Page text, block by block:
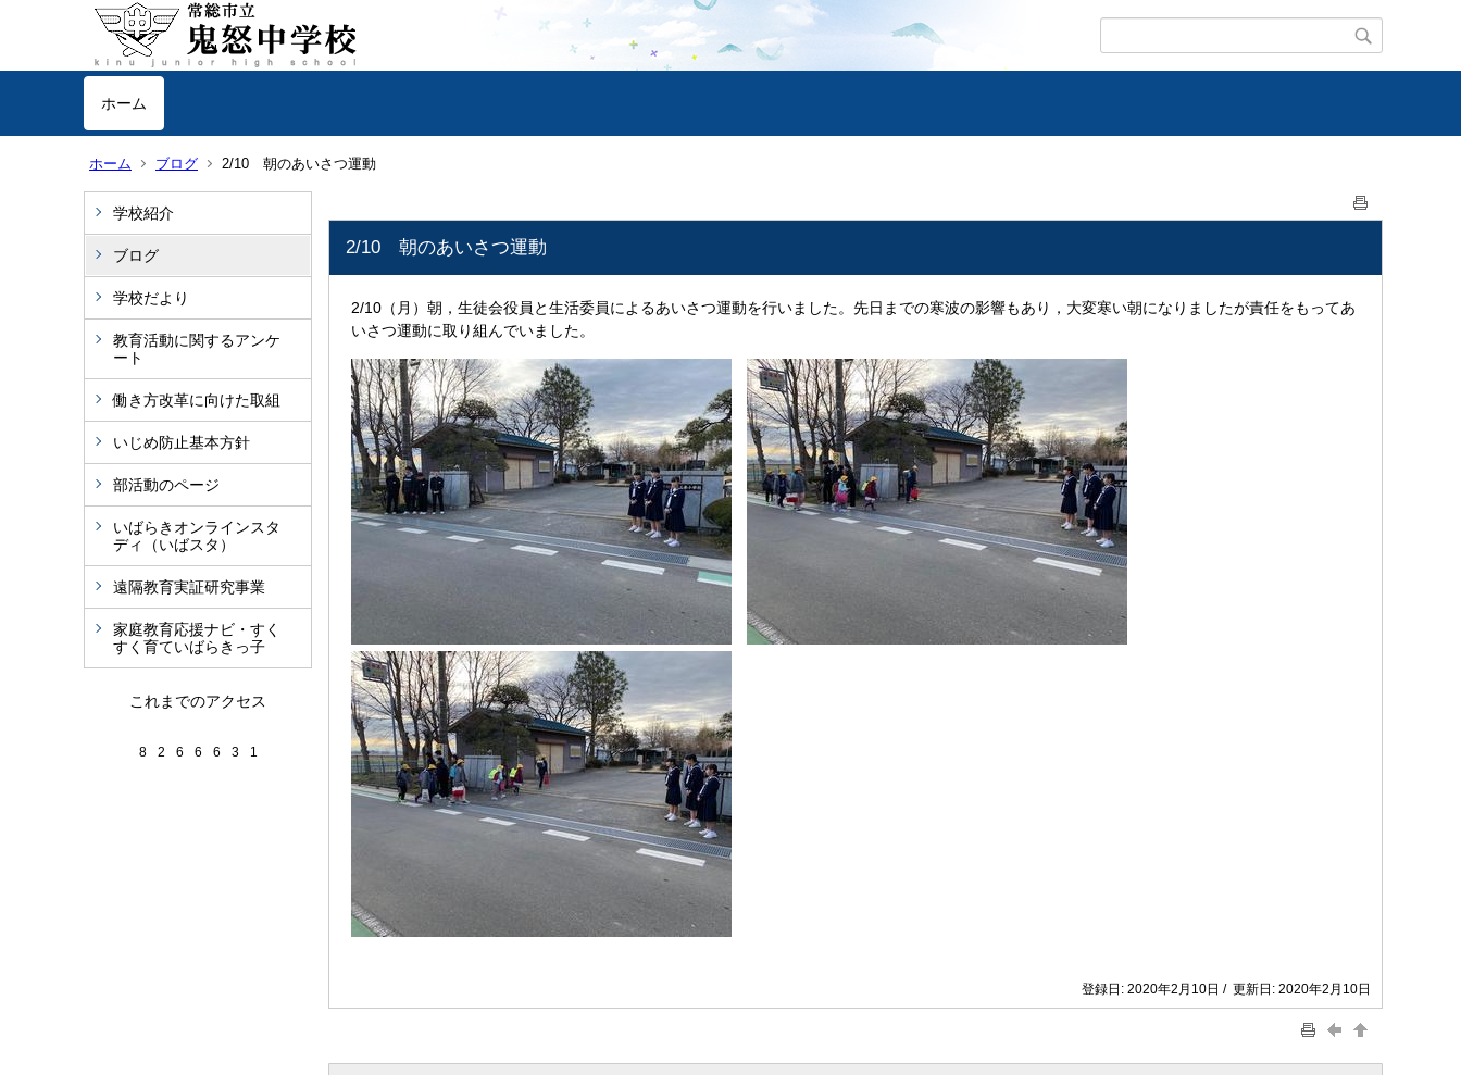
ホーム
ホーム ブログ 2/10 朝のあいさつ運動
学校紹介
ブログ
学校だより
教育活動に関するアンケ
ート
働き方改革に向けた取組
いじめ防止基本方針
部活動のページ
いばらきオンラインスタ
ディ（いばスタ）
遠隔教育実証研究事業
家庭教育応援ナビ・すく
すく育ていばらきっ子
これまでのアクセス
8 2 6 6 6 3 1
2/10 朝のあいさつ運動
2/10（月）朝，生徒会役員と生活委員によるあいさつ運動を行いました。先日までの寒波の影響もあり，大変寒い朝になりましたが責任をもってあ
いさつ運動に取り組んでいました。
登録日: 2020年2月10日 / 更新日: 2020年2月10日